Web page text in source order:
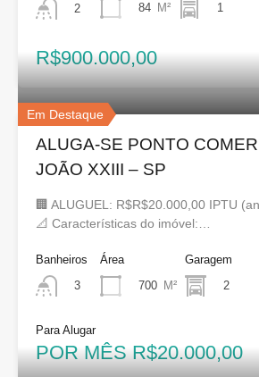
2
84 M²
1
R$900.000,00
Em Destaque
ALUGA-SE PONTO
JOÃO XXIII – SP
🏢 ALUGUEL: R$R$20.000,00 IPTU
📐 Características do imóvel:…
Banheiros
3
Área
700 M²
Garagem
2
Para Alugar
POR MÊS R$20.000,00